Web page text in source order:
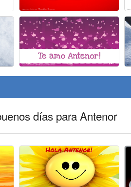
días para Antenor